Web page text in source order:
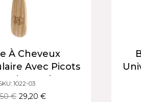
À Cheveux
Avec Picots
Bois De Charme
Courts À
1022-03
€ 29,20 €